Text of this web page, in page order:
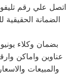
اتصل علي رقم
الضمانة
بضمان وكلاء
عناوين واماكن
والمبيعات